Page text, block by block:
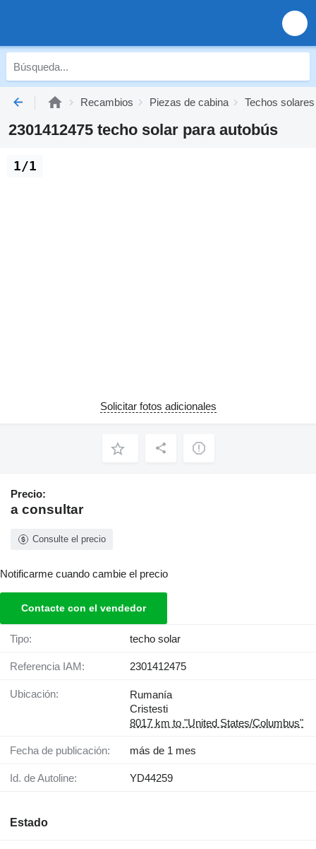
Recambios Piezas de cabina Techos solares
2301412475 techo solar para autobús
1/1
Solicitar fotos adicionales
Precio:
a consultar
Consulte el precio
Notificarme cuando cambie el precio
Contacte con el vendedor
Tipo: techo solar
Referencia IAM: 2301412475
Ubicación:
Rumanía
Cristesti
8017 km to "United States/Columbus"
Fecha de publicación: más de 1 mes
Id. de Autoline: YD44259
Estado